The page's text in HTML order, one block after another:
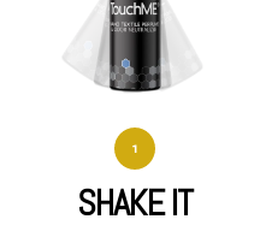
1
SHAKE IT